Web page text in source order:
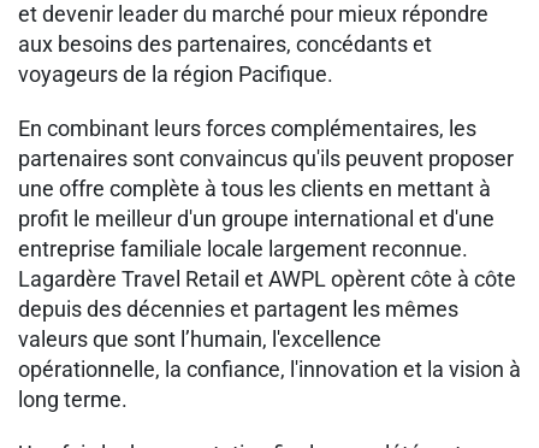
et devenir leader du marché pour mieux répondre
aux besoins des partenaires, concédants et
voyageurs de la région Pacifique.
En combinant leurs forces complémentaires, les
partenaires sont convaincus qu'ils peuvent proposer
une offre complète à tous les clients en mettant à
profit le meilleur d'un groupe international et d'une
entreprise familiale locale largement reconnue.
Lagardère Travel Retail et AWPL opèrent côte à côte
depuis des décennies et partagent les mêmes
valeurs que sont l’humain, l'excellence
opérationnelle, la confiance, l'innovation et la vision à
long terme.